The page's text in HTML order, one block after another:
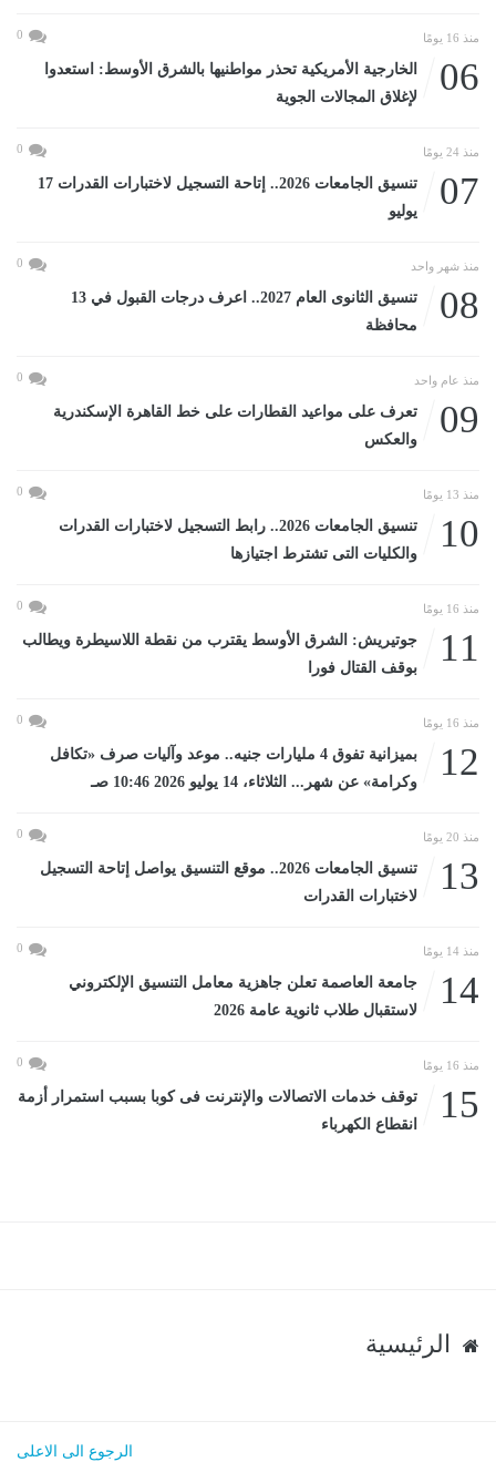
منذ 16 يومًا 0
06
الخارجية الأمريكية تحذر مواطنيها بالشرق الأوسط: استعدوا
لإغلاق المجالات الجوية
منذ 24 يومًا 0
07
تنسيق الجامعات 2026.. إتاحة التسجيل لاختبارات القدرات 17
يوليو
منذ شهر واحد 0
08
تنسيق الثانوى العام 2027.. اعرف درجات القبول في 13
محافظة
منذ عام واحد 0
09
تعرف على مواعيد القطارات على خط القاهرة الإسكندرية
والعكس
منذ 13 يومًا 0
10
تنسيق الجامعات 2026.. رابط التسجيل لاختبارات القدرات
والكليات التى تشترط اجتيازها
منذ 16 يومًا 0
11
جوتيريش: الشرق الأوسط يقترب من نقطة اللاسيطرة ويطالب
بوقف القتال فورا
منذ 16 يومًا 0
12
بميزانية تفوق 4 مليارات جنيه.. موعد وآليات صرف «تكافل
وكرامة» عن شهر... الثلاثاء، 14 يوليو 2026 10:46 صـ
منذ 20 يومًا 0
13
تنسيق الجامعات 2026.. موقع التنسيق يواصل إتاحة التسجيل
لاختبارات القدرات
منذ 14 يومًا 0
14
جامعة العاصمة تعلن جاهزية معامل التنسيق الإلكتروني
لاستقبال طلاب ثانوية عامة 2026
منذ 16 يومًا 0
15
توقف خدمات الاتصالات والإنترنت فى كوبا بسبب استمرار أزمة
انقطاع الكهرباء
الرئيسية
الرجوع الى الاعلى